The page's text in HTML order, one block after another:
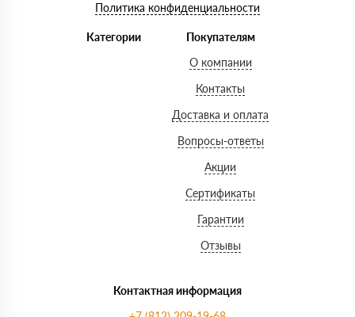
Политика конфиденциальности
Категории
Покупателям
О компании
Контакты
Доставка и оплата
Вопросы-ответы
Акции
Сертификаты
Гарантии
Отзывы
Контактная информация